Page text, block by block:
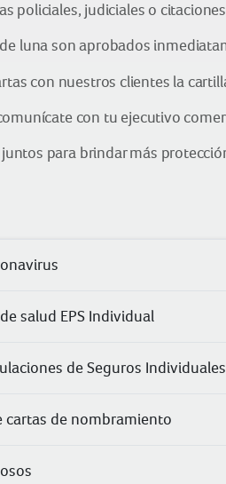
policiales, judiciales o
luna son aprobados
con nuestros clientes la
con tu ejecutivo
para brindar más
salud EPS Individual
de Seguros
cartas de nombramiento